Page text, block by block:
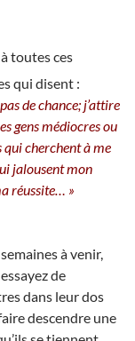
toutes ces
qui disent :
de chance; j’attire
gens médiocres ou
qui cherchent à me
jalousent mon
réussite… »
à venir,
de
dans leur dos
descendre une